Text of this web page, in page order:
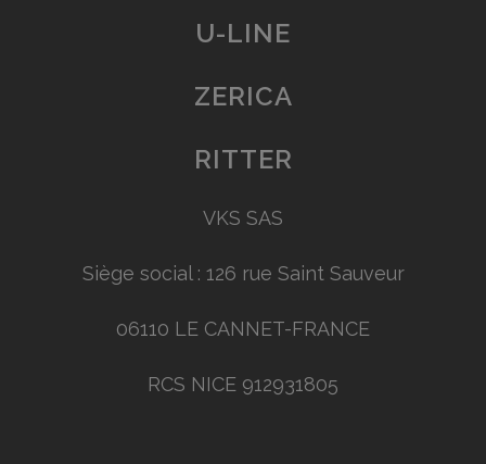
U-LINE
ZERICA
RITTER
VKS SAS
Siège social : 126 rue Saint Sauveur
06110 LE CANNET-FRANCE
RCS NICE 912931805